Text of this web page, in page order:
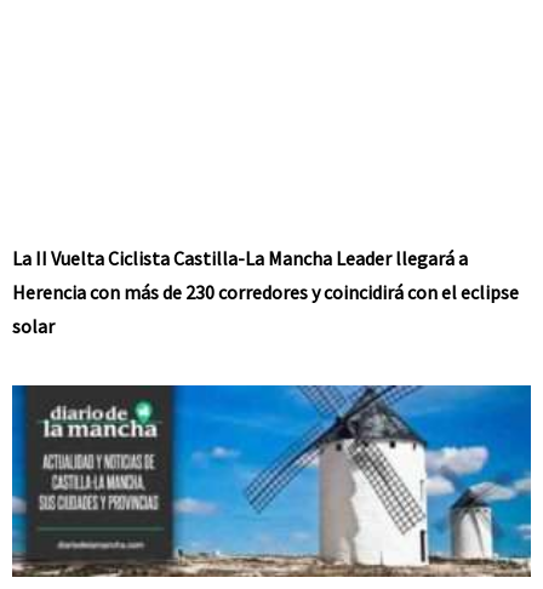
La II Vuelta Ciclista Castilla-La Mancha Leader llegará a
Herencia con más de 230 corredores y coincidirá con el eclipse
solar